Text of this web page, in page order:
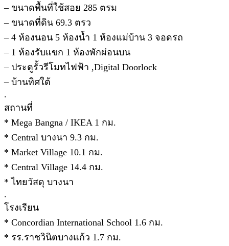
– ขนาดพื้นที่ใช้สอย 285 ตรม
– ขนาดที่ดิน 69.3 ตรว
– 4 ห้องนอน 5 ห้องน้ำ 1 ห้องแม่บ้าน 3 จอดรถ
– 1 ห้องรับแขก 1 ห้องพักผ่อนบน
– ประตูรั้วรีโมทไฟฟ้า ,Digital Doorlock
– บ้านทิศใต้
.
สถานที่
* Mega Bangna / IKEA 1 กม.
* Central บางนา 9.3 กม.
* Market Village 10.1 กม.
* Central Village 14.4 กม.
* ไทยวัสดุ บางนา
.
โรงเรียน
* Concordian International School 1.6 กม.
* รร.ราชวินิตบางแก้ว 1.7 กม.